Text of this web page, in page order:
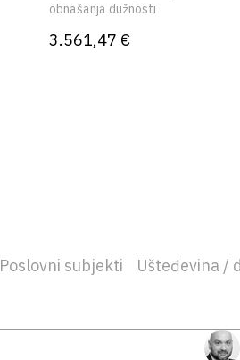
obnašanja dužnosti
3.561,47 €
Poslovni subjekti Ušteđevina /